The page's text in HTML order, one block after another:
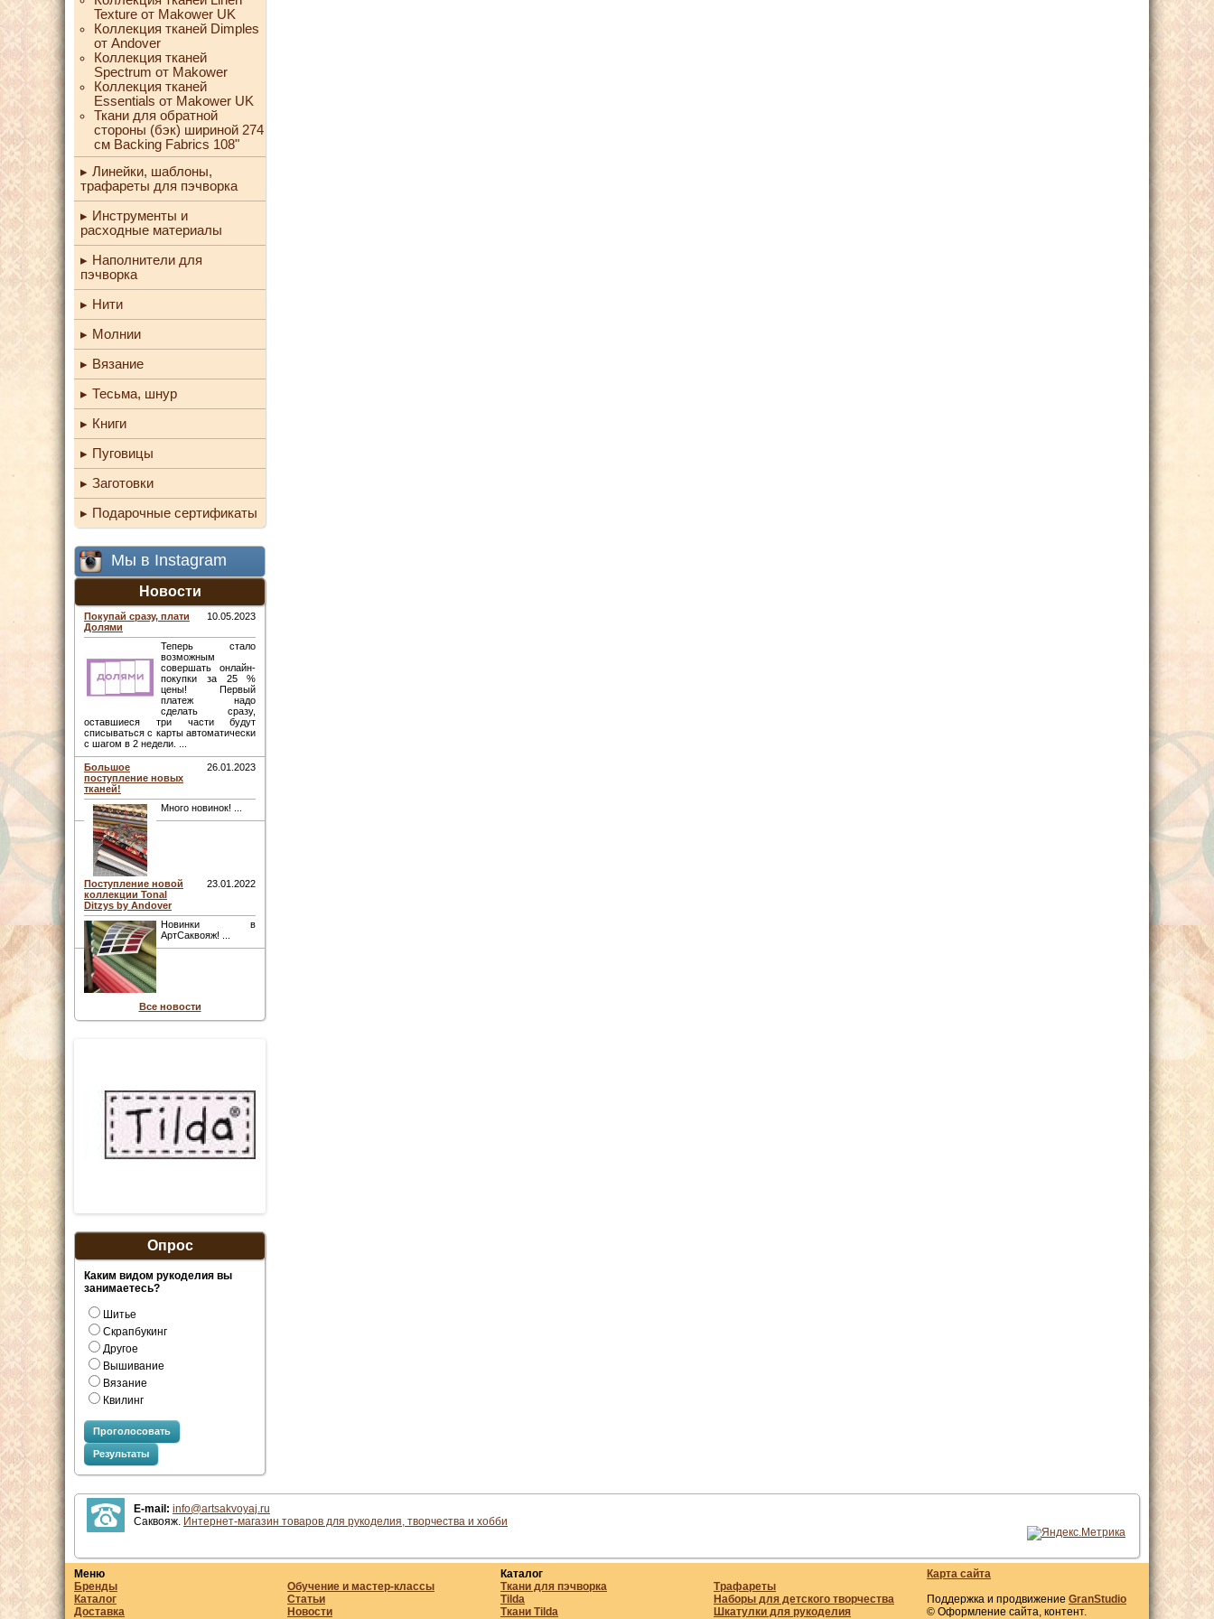
Texture от Makower UK
Коллекция тканей Dimples
от Andover
Коллекция тканей
Spectrum от Makower
Коллекция тканей
Essentials от Makower UK
Ткани для обратной
стороны (бэк) шириной 274
см Backing Fabrics 108"
Линейки, шаблоны,
трафареты для пэчворка
Инструменты и
расходные материалы
Наполнители для
пэчворка
Нити
Молнии
Вязание
Тесьма, шнур
Книги
Пуговицы
Заготовки
Подарочные сертификаты
Мы в Instagram
Новости
Покупай сразу, плати
Долями
10.05.2023
Теперь стало
возможным
совершать онлайн-
покупки за 25 %
цены! Первый
платеж надо
сделать сразу,
оставшиеся три части будут
списываться с карты автоматически
с шагом в 2 недели. ...
Большое
поступление новых
тканей!
26.01.2023
Много новинок! ...
Поступление новой
коллекции Tonal
Ditzys by Andover
23.01.2022
Новинки в
АртСаквояж! ...
Все новости
Опрос
Каким видом рукоделия вы
занимаетесь?
Шитье
Скрапбукинг
Другое
Вышивание
Вязание
Квилинг
Проголосовать
Результаты
E-mail: info@artsakvoyaj.ru
Саквояж. Интернет-магазин товаров для рукоделия, творчества и хобби
Меню
Бренды
Каталог
Доставка
Обучение и мастер-классы
Статьи
Новости
Каталог
Ткани для пэчворка
Tilda
Ткани Tilda
Трафареты
Наборы для детского творчества
Шкатулки для рукоделия
Карта сайта
Поддержка и продвижение GranStudio
© Оформление сайта, контент.